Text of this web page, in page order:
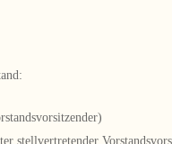
stellvertretender